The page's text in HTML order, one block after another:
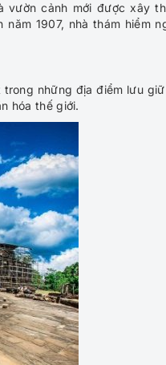
vườn cảnh mới được xây
1907, nhà thám hiểm
những địa điểm lưu
hóa thế giới.